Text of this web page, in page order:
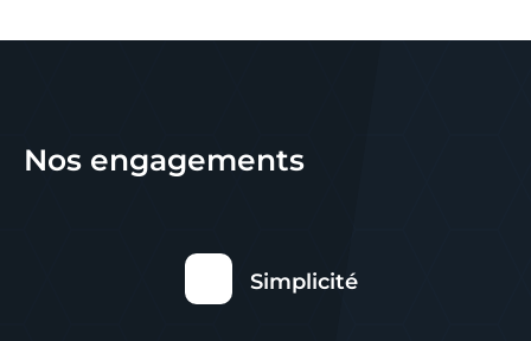
Nos engagements
Simplicité